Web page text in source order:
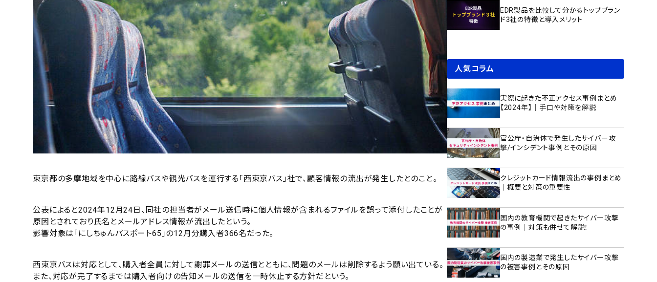
東京都の多摩地域を中心に路線バスや観光バスを運行する「西東京バス」社で、顧客情報の流出が発生したとのこと。
公表によると2024年12月24日、同社の担当者がメール送信時に個人情報が含まれるファイルを誤って添付したことが
原因とされており氏名とメールアドレス情報が流出したという。
影響対象は「にしちゅんパスポート65」の12月分購入者366名だった。
西東京バスは対応として、購入者全員に対して謝罪メールの送信とともに、問題のメールは削除するよう願い出ている。
また、対応が完了するまでは購入者向けの告知メールの送信を一時休止する方針だという。
EDR製品を比較して分かるトップブラン
ド3社の特徴と導入メリット
人気コラム
実際に起きた不正アクセス事例まとめ
【2024年】｜手口や対策を解説
官公庁・自治体で発生したサイバー攻
撃/インシデント事例とその原因
クレジットカード情報流出の事例まとめ
｜概要と対策の重要性
国内の教育機関で起きたサイバー攻撃
の事例｜対策も併せて解説！
国内の製造業で発生したサイバー攻撃
の被害事例とその原因